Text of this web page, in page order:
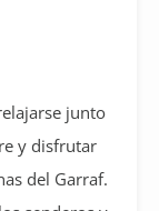
junto
y disfrutar
del Garraf.